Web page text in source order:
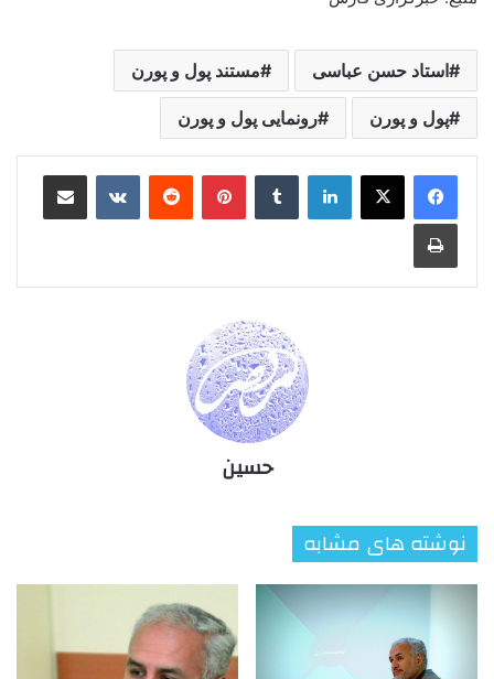
استاد حسن عباسی مستند پول و پورن
پول و پورن رونمایی پول و پورن
لینکدین ‫تامبلر ‫پین‌ترست‫رددیت ‫VKontakteاشتراک گذاری از طریق ایمیل
چاپ
حسین
نوشته های مشابه